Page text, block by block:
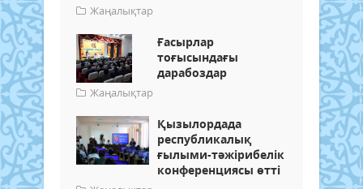
Жаңалықтар
Ғасырлар
тоғысындағы
дарабоздар
Жаңалықтар
Қызылордада
республикалық
ғылыми-тәжірибелік
конференциясы өтті